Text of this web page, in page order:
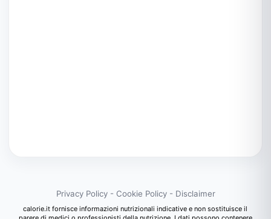
Privacy Policy- Cookie Policy- Disclaimer
calorie.it fornisce informazioni nutrizionali indicative e non sostituisce il